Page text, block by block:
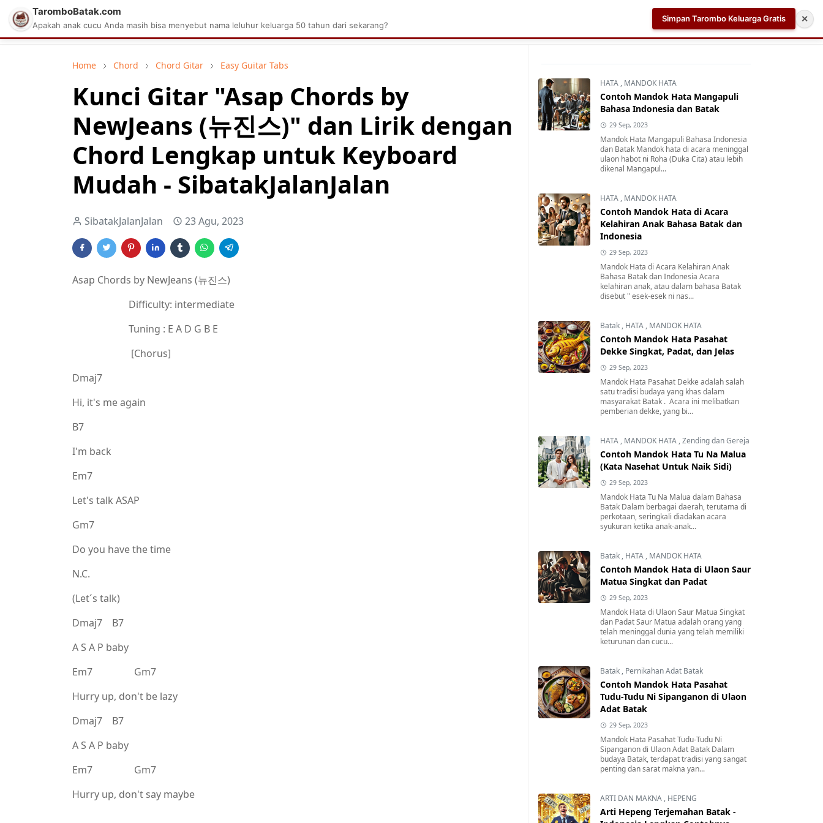
Matius Celcius Sinaga Aplikasi Pabrik Kelapa Sawit Tarombo Batak Aplikasi AI Teleprompter dan Pembuat Skrip Video
Home Chord Chord Gitar Easy Guitar Tabs
Kunci Gitar "Asap Chords by
NewJeans (뉴진스)" dan Lirik dengan
Chord Lengkap untuk Keyboard
Mudah - SibatakJalanJalan
SibatakJalanJalan 23 Agu, 2023
Asap Chords by NewJeans (뉴진스)
Difficulty: intermediate
Tuning : E A D G B E
[Chorus]
Dmaj7
Hi, it's me again
B7
I'm back
Em7
Let's talk ASAP
Gm7
Do you have the time
N.C.
(Let´s talk)
Dmaj7 B7
A S A P baby
Em7 Gm7
Hurry up, don't be lazy
Dmaj7 B7
A S A P baby
Em7 Gm7
Hurry up, don't say maybe
HATA , MANDOK HATA
Contoh Mandok Hata Mangapuli
Bahasa Indonesia dan Batak
29 Sep, 2023
Mandok Hata Mangapuli Bahasa Indonesia
dan Batak Mandok hata di acara meninggal
ulaon habot ni Roha (Duka Cita) atau lebih
dikenal Mangapul...
HATA , MANDOK HATA
Contoh Mandok Hata di Acara
Kelahiran Anak Bahasa Batak dan
Indonesia
29 Sep, 2023
Mandok Hata di Acara Kelahiran Anak
Bahasa Batak dan Indonesia Acara
kelahiran anak, atau dalam bahasa Batak
disebut " esek-esek ni nas...
Batak , HATA , MANDOK HATA
Contoh Mandok Hata Pasahat
Dekke Singkat, Padat, dan Jelas
29 Sep, 2023
Mandok Hata Pasahat Dekke adalah salah
satu tradisi budaya yang khas dalam
masyarakat Batak . Acara ini melibatkan
pemberian dekke, yang bi...
HATA , MANDOK HATA ,Zending dan Gereja
Contoh Mandok Hata Tu Na Malua
(Kata Nasehat Untuk Naik Sidi)
29 Sep, 2023
Mandok Hata Tu Na Malua dalam Bahasa
Batak Dalam berbagai daerah, terutama di
perkotaan, seringkali diadakan acara
syukuran ketika anak-anak...
Batak , HATA , MANDOK HATA
Contoh Mandok Hata di Ulaon Saur
Matua Singkat dan Padat
29 Sep, 2023
Mandok Hata di Ulaon Saur Matua Singkat
dan Padat Saur Matua adalah orang yang
telah meninggal dunia yang telah memiliki
keturunan dan cucu...
Batak , Pernikahan Adat Batak
Contoh Mandok Hata Pasahat
Tudu-Tudu Ni Sipanganon di Ulaon
Adat Batak
29 Sep, 2023
Mandok Hata Pasahat Tudu-Tudu Ni
Sipanganon di Ulaon Adat Batak Dalam
budaya Batak, terdapat tradisi yang sangat
penting dan sarat makna yan...
ARTI DAN MAKNA , HEPENG
Arti Hepeng Terjemahan Batak -
TaromboBatak.com
Apakah anak cucu Anda masih bisa menyebut nama leluhur keluarga 50 tahun dari sekarang?
Simpan Tarombo Keluarga Gratis ✕